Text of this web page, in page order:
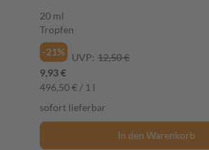
20 ml
Tropfen
-21%
UVP: 12,50 €
9,93 €
496,50 € / 1 l
sofort lieferbar
In den Warenkorb